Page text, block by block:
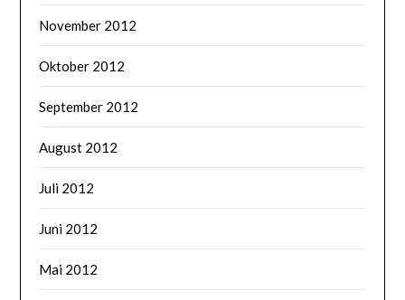
November 2012
Oktober 2012
September 2012
August 2012
Juli 2012
Juni 2012
Mai 2012